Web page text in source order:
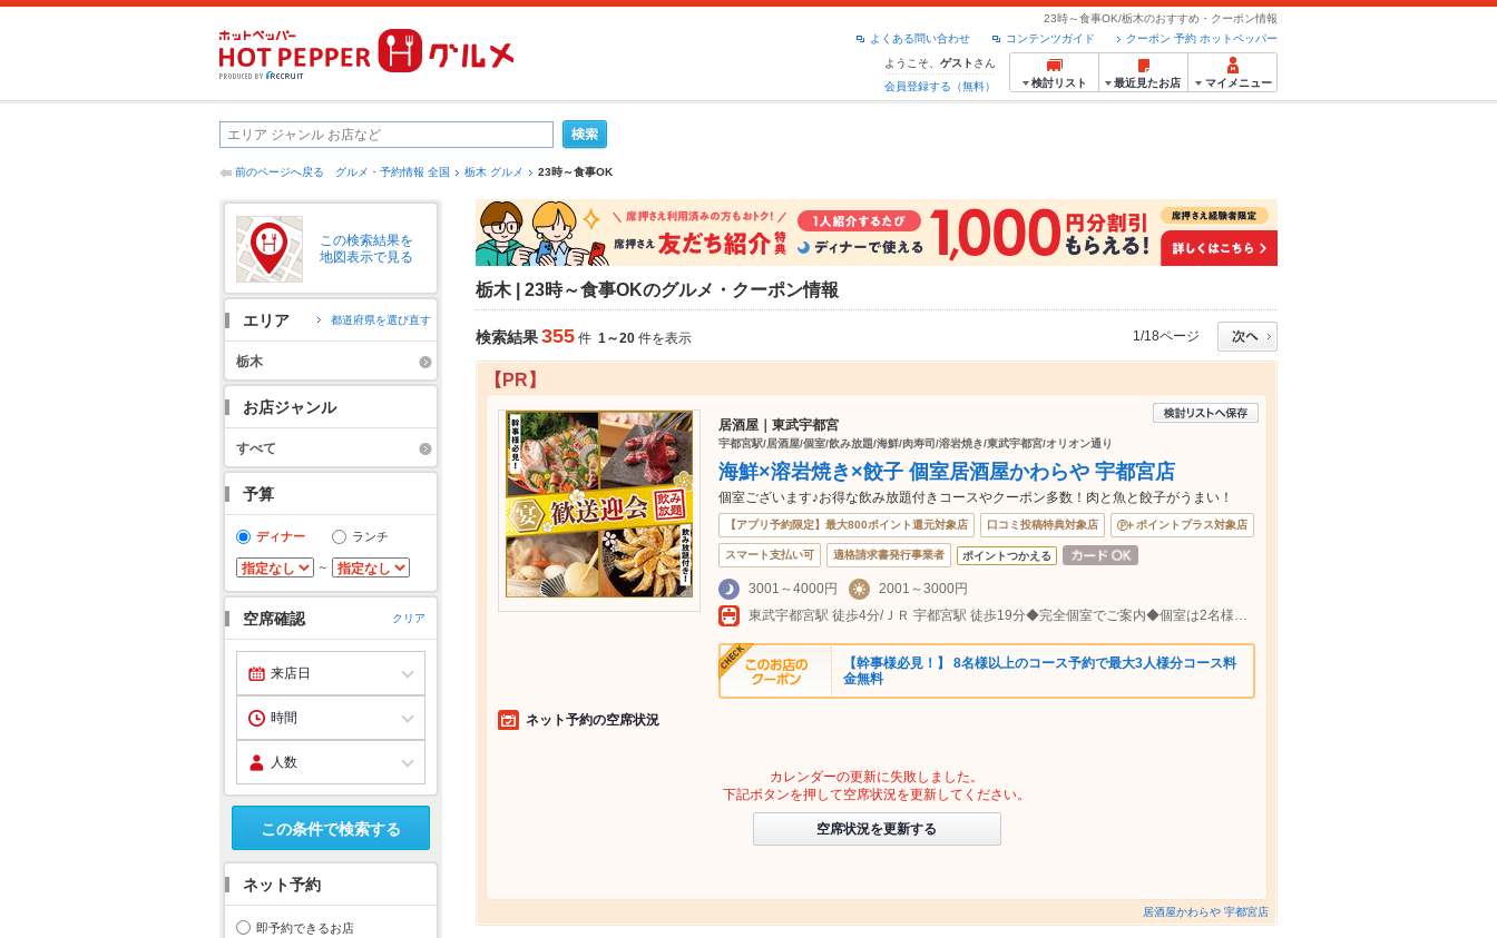
23時～食事OK/栃木のおすすめ・クーポン情報
クーポン 予約 ホットペッパー
コンテンツガイド
よくある問い合わせ
ようこそ、 ゲスト さん
会員登録する（無料）
検討リスト 最近見たお店 マイメニュー
前のページへ戻る グルメ・予約情報 全国 栃木 グルメ 23時～食事OK
この検索結果を
地図表示で見る
エリア 都道府県を選び直す
栃木
お店ジャンル
すべて
予算
ディナー ランチ
～
空席確認 クリア
この条件で検索する
ネット予約
即予約できるお店
栃木 | 23時～食事OKのグルメ・クーポン情報
検索結果355 件 1～20 件を表示 1/18ページ
【PR】
居酒屋｜東武宇都宮
宇都宮駅/居酒屋/個室/飲み放題/海鮮/肉寿司/溶岩焼き/東武宇都宮/オリオン通り
海鮮×溶岩焼き×餃子 個室居酒屋かわらや 宇都宮店
個室ございます♪お得な飲み放題付きコースやクーポン多数！肉と魚と餃子がうまい！
【アプリ予約限定】最大800ポイント還元対象店 口コミ投稿特典対象店 ポイントプラス対象店
スマート支払い可 適格請求書発行事業者 ポイントつかえる
3001～4000円
2001～3000円
東武宇都宮駅 徒歩4分/ＪＲ 宇都宮駅 徒歩19分◆完全個室でご案内◆個室は2名様～最大70名様まで対応可能♪
【幹事様必見！】 8名様以上のコース予約で最大3人様分コース料
金無料
ネット予約の空席状況
カレンダーの更新に失敗しました。
下記ボタンを押して空席状況を更新してください。
空席状況を更新する
居酒屋かわらや 宇都宮店